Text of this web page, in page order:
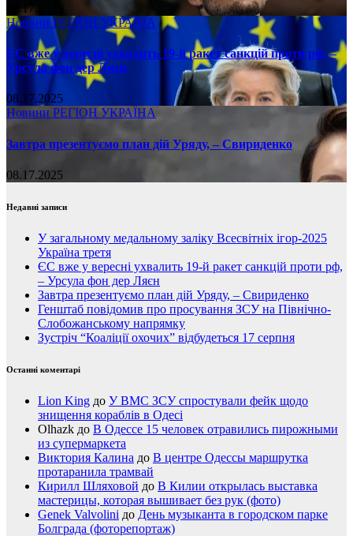
08.17.2025
НовиниРЕГІОН УКРАЇНА
ЄС вже у вересні ухвалить 19-й ракет санкцій проти рф, –
Урсула фон дер Ляєн
08.17.2025
Новини РЕГІОН УКРАЇНА
Завтра презентуємо план дій Уряду, – Свириденко
08.17.2025
Недавні записи
У загальному медальному заліку Всесвітніх ігор-2025
Україна третя
ЄС вже у вересні ухвалить 19-й ракет санкцій проти рф,
– Урсула фон дер Ляєн
Завтра презентуємо план дій Уряду, – Свириденко
Генштаб повідомив про просування ЗСУ на Північно-
Слобожанському напрямку
Зустріч “Коаліції охочих” відбудеться 17 серпня
Останні коментарі
Lion King до У ВМС ЗСУ спростували фейк щодо
знищення кораблів в Одесі
Olhazk до В Одессе 15 человек отравились пирожными
из супермаркета
Виктория Калина до В центре Одессы маршрутка
протаранила трамвай
Кирилл Шляховой до В Килии открылась выставка
мастерицы, которая вышивает без рук (фото)
Genek Valvolini до День музыканта в городском парке
Болграда (фоторепортаж)